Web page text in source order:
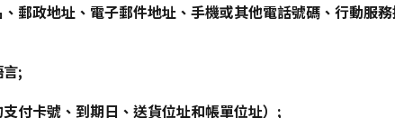
郵政地址、電子郵件地址、手機或其他電話號碼、行動服
;
付卡號、到期日、送貨位址和帳單位址）;